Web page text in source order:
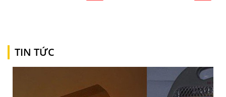
TIN TỨC